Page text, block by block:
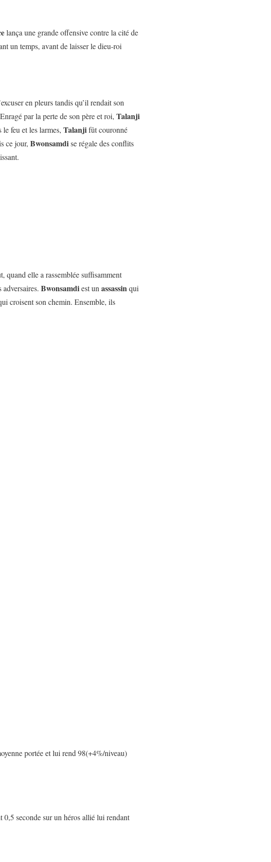
lança une grande offensive contre la cité de
un temps, avant de laisser le dieu-roi
en pleurs tandis qu’il rendait son
par la perte de son père et roi, Talanji
feu et les larmes, Talanjifût couronné
ce jour, Bwonsamdise régale des conflits
quand elle a rassemblée suffisamment
Bwonsamdiest un assassinqui
croisent son chemin. Ensemble, ils
portée et lui rend 98(+4%/niveau)
0,5 seconde sur un héros allié lui rendant